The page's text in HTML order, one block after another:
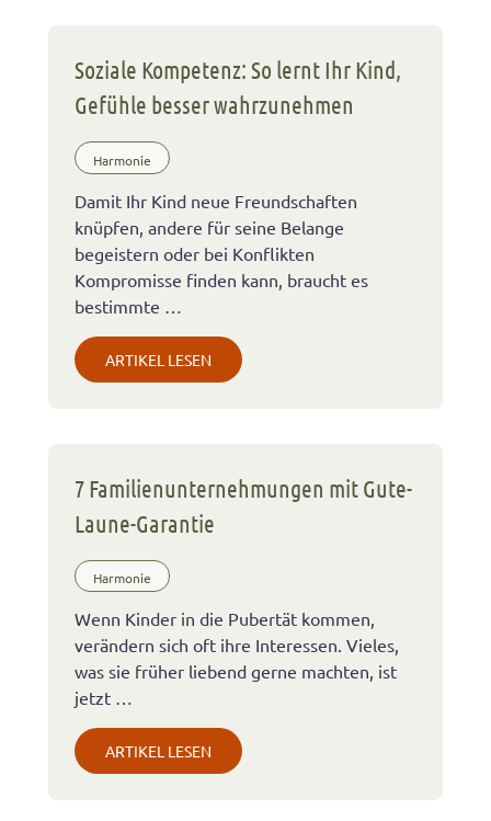
Soziale Kompetenz: So lernt Ihr Kind,
Gefühle besser wahrzunehmen
Harmonie
Damit Ihr Kind neue Freundschaften
knüpfen, andere für seine Belange
begeistern oder bei Konflikten
Kompromisse finden kann, braucht es
bestimmte …
ARTIKEL LESEN
7 Familienunternehmungen mit Gute-
Laune-Garantie
Harmonie
Wenn Kinder in die Pubertät kommen,
verändern sich oft ihre Interessen. Vieles,
was sie früher liebend gerne machten, ist
jetzt …
ARTIKEL LESEN